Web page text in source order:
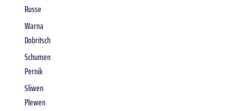
Russe
Warna
Dobritsch
Schumen
Pernik
Sliwen
Plewen